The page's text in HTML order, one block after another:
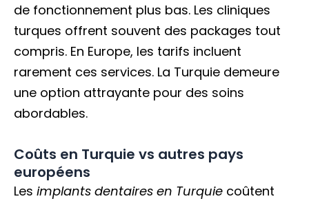
de fonctionnement plus bas. Les cliniques
turques offrent souvent des packages tout
compris. En Europe, les tarifs incluent
rarement ces services. La Turquie demeure
une option attrayante pour des soins
abordables.
Coûts en Turquie vs autres pays
européens
Les implants dentaires en Turquie coûtent